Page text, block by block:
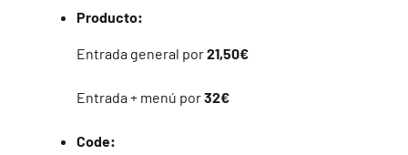
Producto:
Entrada general por21,50€
Entrada + menú por32€
Code: